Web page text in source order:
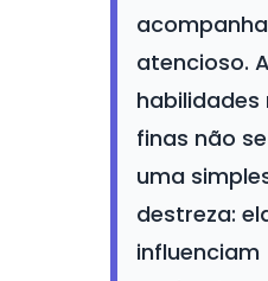
atencioso.
finas não
uma
destreza:
influenciam